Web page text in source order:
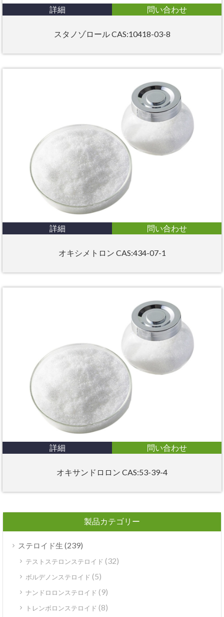
詳細 問い合わせ
スタノゾロール CAS:10418-03-8
詳細 問い合わせ
オキシメトロン CAS:434-07-1
詳細 問い合わせ
オキサンドロロン CAS:53-39-4
製品カテゴリー
ステロイド生 (239)
テストステロンステロイド (32)
ボルデノンステロイド (5)
ナンドロロンステロイド (9)
トレンボロンステロイド (8)